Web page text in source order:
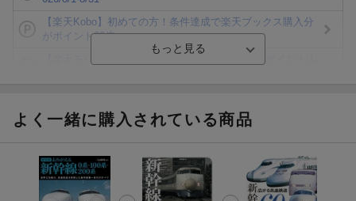
【楽天Kobo】初めての方！条件達成で楽天ブックス購入分
がポイント20倍
ト山分け
楽天モバイル紹介キャンペーンの拡散で300円OFFクーポン
よく一緒に購入されている商品